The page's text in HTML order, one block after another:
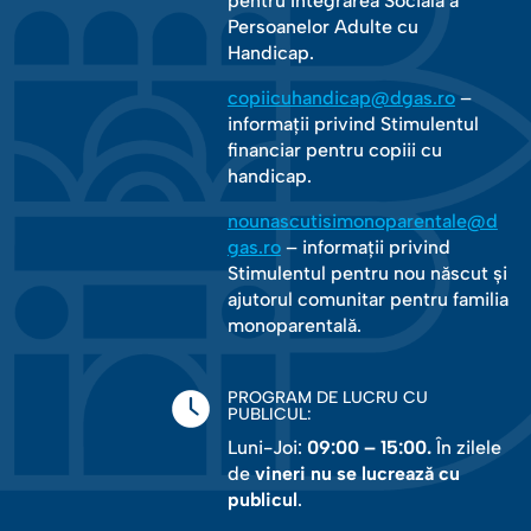
Persoanelor Adulte cu
Handicap.
copiicuhandicap@dgas.ro–
informații privind Stimulentul
financiar pentru copiii cu
handicap.
nounascutisimonoparentale@d
gas.ro– informații privind
Stimulentul pentru nou născut și
ajutorul comunitar pentru familia
monoparentală.
PROGRAM DE LUCRU CU
PUBLICUL:
Luni-Joi: 09:00 – 15:00.În zilele
de vineri nu se lucrează cu
publicul.